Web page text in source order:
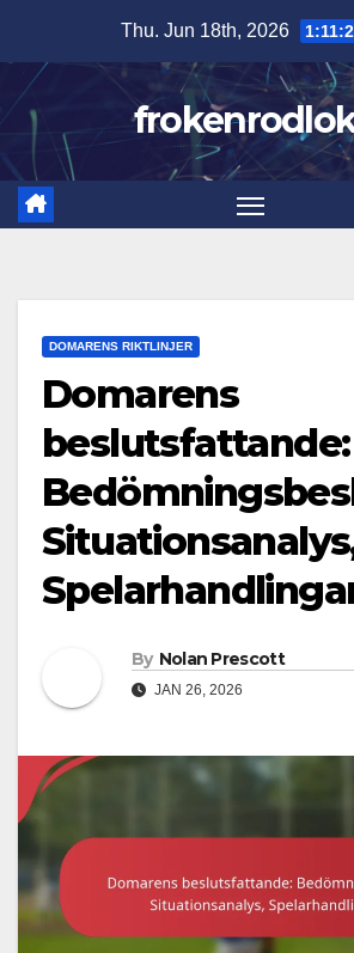
content
Thu. Jun 18th, 2026
DOMARENS RIKTLINJER
Domarens
beslutsfattande:
By Nolan Prescott
JAN 26, 2026